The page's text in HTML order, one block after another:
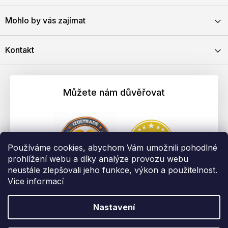
Používáme cookies, abychom Vám umožnili pohodlné
prohlížení webu a díky analýze provozu webu
neustále zlepšovali jeho funkce, výkon a použitelnost.
Více informací
Nastavení
Mohlo by vás zajímat
Kontakt
Můžete nám důvěřovat
Vytvořil Shoptet